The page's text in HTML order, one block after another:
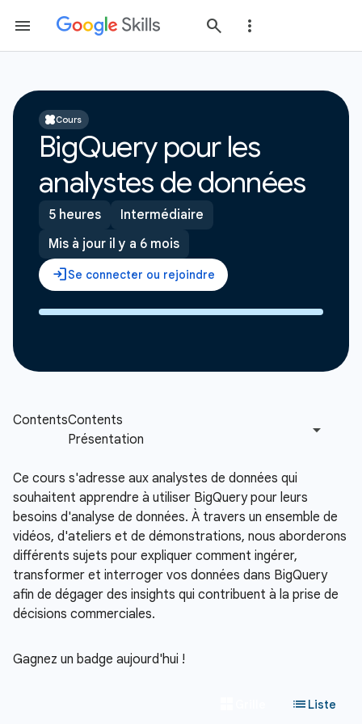
Cours
BigQuery pour les
analystes de données
5 heures
Intermédiaire
Mis à jour il y a 6 mois
Ce cours s'adresse aux analystes de données qui
souhaitent apprendre à utiliser BigQuery pour leurs
besoins d'analyse de données. À travers un ensemble de
vidéos, d'ateliers et de démonstrations, nous aborderons
différents sujets pour expliquer comment ingérer,
transformer et interroger vos données dans BigQuery
afin de dégager des insights qui contribuent à la prise de
décisions commerciales.
Gagnez un badge aujourd'hui !